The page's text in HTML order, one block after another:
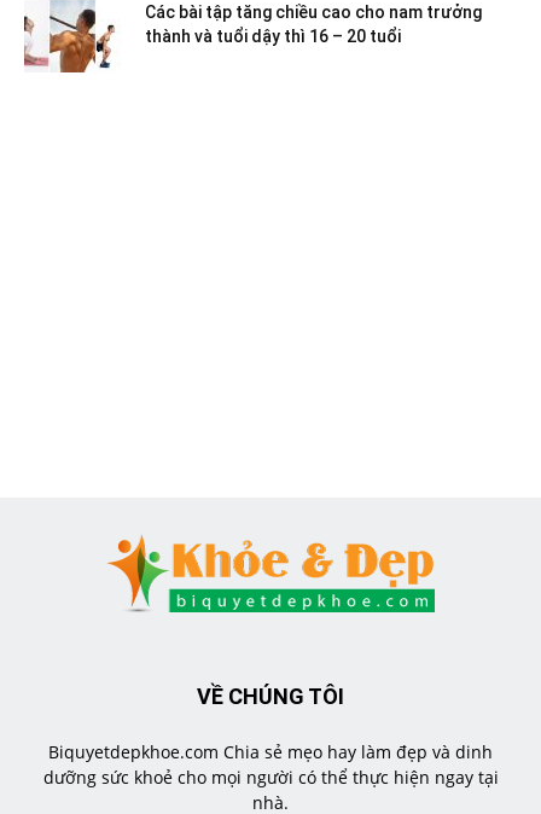
Các bài tập tăng chiều cao cho nam trưởng
thành và tuổi dậy thì 16 – 20 tuổi
VỀ CHÚNG TÔI
Biquyetdepkhoe.com Chia sẻ mẹo hay làm đẹp và dinh
dưỡng sức khoẻ cho mọi người có thể thực hiện ngay tại
nhà.